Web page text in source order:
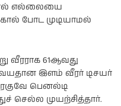
எல்லையை
போட முடியாமல்
வீரராக 61ஆவது
வயதான இளம் வீரர் டிசயர்
பெனல்டி
செல்ல முயற்சித்தார்.